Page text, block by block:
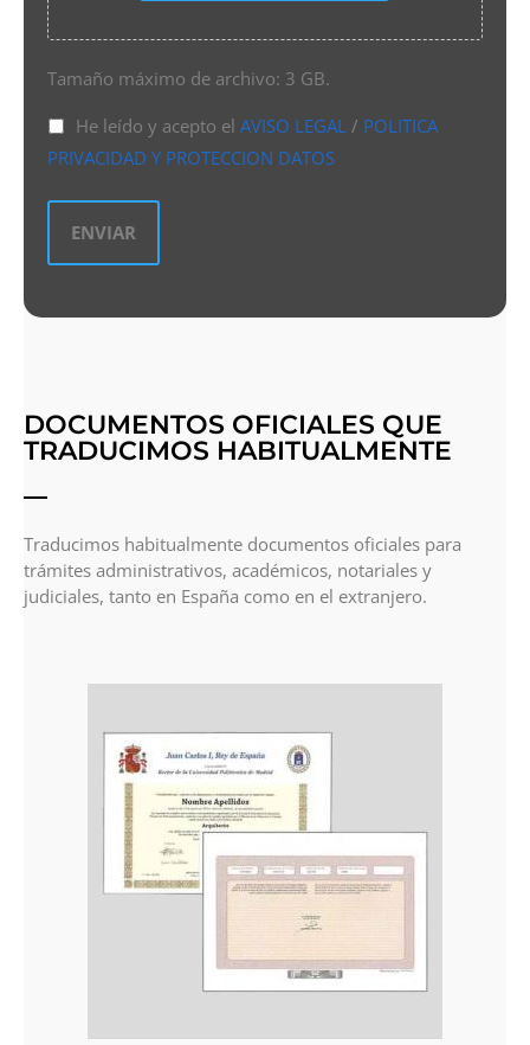
Tamaño máximo de archivo: 3 GB.
He leído y acepto el AVISO LEGAL / POLITICA
PRIVACIDAD Y PROTECCION DATOS
DOCUMENTOS OFICIALES QUE
TRADUCIMOS HABITUALMENTE
Traducimos habitualmente documentos oficiales para
trámites administrativos, académicos, notariales y
judiciales, tanto en España como en el extranjero.